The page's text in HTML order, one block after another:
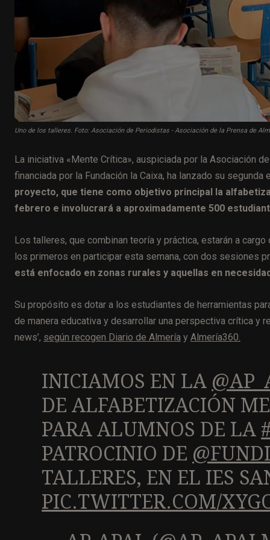
Uno de los talleres. Foto: Asociación de Periodistas - Asociación de la Prensa de
La iniciativa «Mente Crítica», auspiciada por la Asociación
financiada por la Fundación la Caixa, ha lanzado su
proyecto, que tiene como objetivo principal la
febrero e involucrará a aproximadamente 500
Los talleres, que combinan teoría y práctica, estarán a
los primeros en participar esta semana, con dos sesiones
está enfocado en zonas rurales y aquellas en
Su propósito es dotar a los estudiantes de herramientas
de manera educativa y desarrollar una perspectiva crítica y
news’, según recogen Diario de Almería y Almería360.
INICIAMOS EN LA
DE ALFABETIZACIÓN
PARA ALUMNOS DE LA
PATROCINIO DE
TALLERES, EN EL IES
PIC.TWITTER.COM/